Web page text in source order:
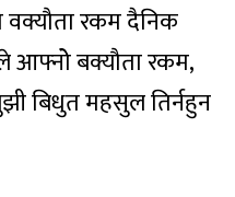
रकम दैनिक
आफ्नोे बक्यौता रकम,
बिधुत महसुल तिर्नहुन